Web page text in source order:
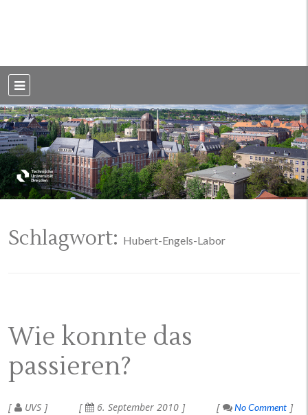
Dresden
Schlagwort: Hubert-Engels-Labor
Wie konnte das
passieren?
UVS 6. September 2010
No Comment